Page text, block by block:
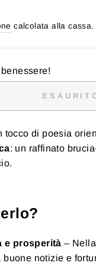
calcolata alla cassa.
tocco di poesia
: un raffinato
e prosperità –
buone notizie e